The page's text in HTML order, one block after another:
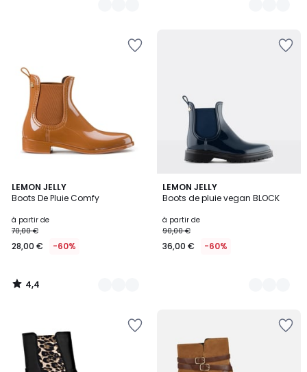
LEMON JELLY
Boots De Pluie Comfy
à partir de
70,00 €
28,00 € -60%
4,4
/ 5
3
Couleurs
4,4
/
LEMON JELLY
Boots de pluie vegan BLOCK
à partir de
90,00 €
36,00 € -60%
2
Couleurs